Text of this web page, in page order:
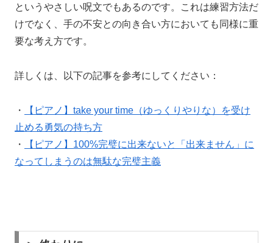
というやさしい呪文でもあるのです。これは練習方法だ
けでなく、手の不安との向き合い方においても同様に重
要な考え方です。
詳しくは、以下の記事を参考にしてください：
・
【ピアノ】take your time（ゆっくりやりな）を受け
止める勇気の持ち方
・
【ピアノ】100%完璧に出来ないと「出来ません」に
なってしまうのは無駄な完璧主義